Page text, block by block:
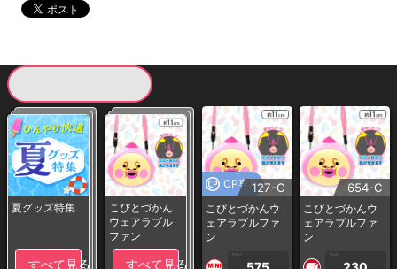
夏グッズ特集
すべて見る
こびとづかん
ウェアラブル
ファン
すべて見る
CP専用127-C
こびとづかんウ
ェアラブルファ
ン
1PLAY
654-C
こびとづかんウ
ェアラブルファ
ン
1PLAY